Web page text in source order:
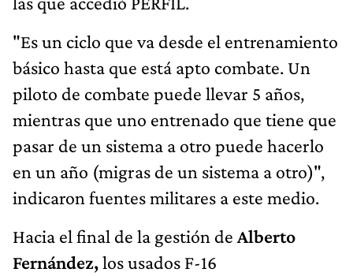
"Es un ciclo que va desde el entrenamiento
básico hasta que está apto combate. Un
piloto de combate puede llevar 5 años,
mientras que uno entrenado que tiene que
pasar de un sistema a otro puede hacerlo
en un año (migras de un sistema a otro)",
indicaron fuentes militares a este medio.
Hacia el final de la gestión de Alberto
Fernández,los usados F-16